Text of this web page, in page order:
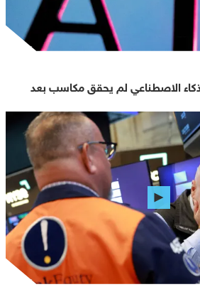
الاصطناعي لم يحقق مكاسب بعد